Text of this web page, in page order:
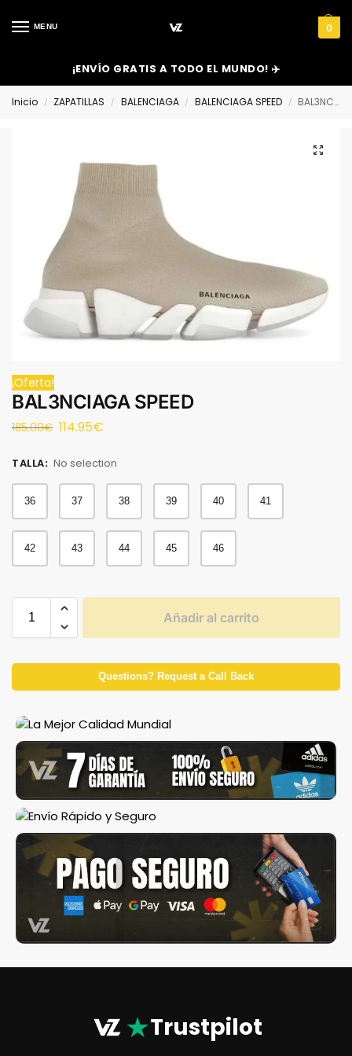
MENU 0
¡ENVÍO GRATIS A TODO EL MUNDO! ✈️
Inicio / ZAPATILLAS / BALENCIAGA / BALENCIAGA SPEED / BAL3NCIAGA SPEED
¡Oferta!
BAL3NCIAGA SPEED
185.00€ 114.95€
TALLA: No selection
36 37 38 39 40 41
42 43 44 45 46
Añadir al carrito
Questions? Request a Call Back
★Trustpilot